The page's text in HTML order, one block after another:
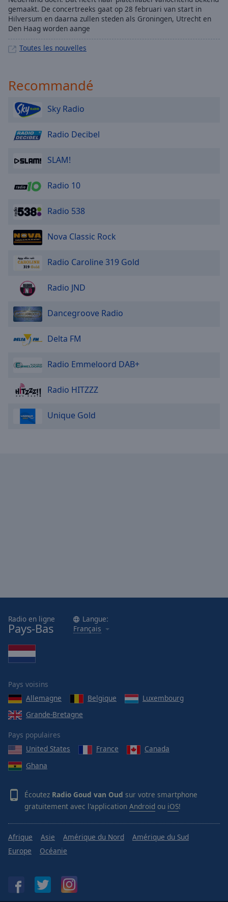
gemaakt. De concertreeks gaat op 28 februari van start in
Hilversum en daarna zullen steden als Groningen, Utrecht en
Den Haag worden aange
Toutes les nouvelles
Recommandé
Sky Radio
Radio Decibel
SLAM!
Radio 10
Radio 538
Nova Classic Rock
Radio Caroline 319 Gold
Radio JND
Dancegroove Radio
Delta FM
Radio Emmeloord DAB+
Radio HITZZZ
Unique Gold
Radio en ligne
Pays-Bas
Langue:
Français
Pays voisins
Allemagne
Belgique
Luxembourg
Grande-Bretagne
Pays populaires
United States
France
Canada
Ghana
Écoutez Radio Goud van Oud sur votre smartphone
gratuitement avec l'application Android ou iOS!
Afrique Asie Amérique du Nord
Amérique du Sud
Europe
Océanie